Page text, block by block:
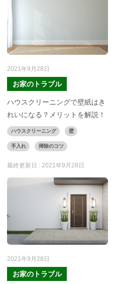
2021年9月28日
お家のトラブル
ハウスクリーニングで壁紙はき
れいになる？メリットを解説！
ハウスクリーニング 壁
手入れ 掃除のコツ
最終更新日 : 2021年9月28日
2021年9月28日
お家のトラブル